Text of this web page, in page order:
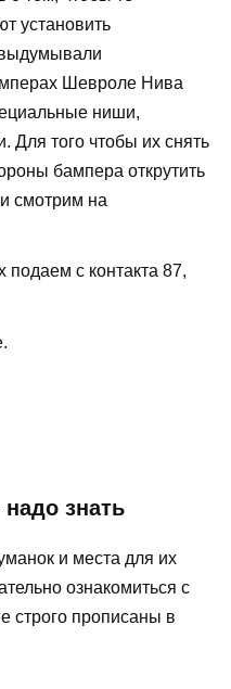
установить
Шевроле Нива
ниши,
Для того чтобы их снять
бампера открутить
смотрим на
с контакта 87,
знать
и места для их
ознакомиться с
строго прописаны в